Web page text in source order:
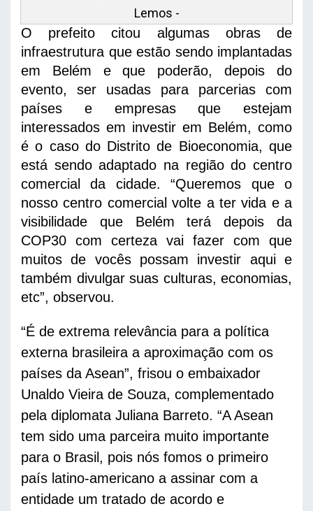
Lemos -
O prefeito citou algumas obras de
infraestrutura que estão sendo implantadas
em Belém e que poderão, depois do
evento, ser usadas para parcerias com
países e empresas que estejam
interessados em investir em Belém, como
é o caso do Distrito de Bioeconomia, que
está sendo adaptado na região do centro
comercial da cidade. “Queremos que o
nosso centro comercial volte a ter vida e a
visibilidade que Belém terá depois da
COP30 com certeza vai fazer com que
muitos de vocês possam investir aqui e
também divulgar suas culturas, economias,
etc”, observou.
“É de extrema relevância para a política
externa brasileira a aproximação com os
países da Asean”, frisou o embaixador
Unaldo Vieira de Souza, complementado
pela diplomata Juliana Barreto. “A Asean
tem sido uma parceira muito importante
para o Brasil, pois nós fomos o primeiro
país latino-americano a assinar com a
entidade um tratado de acordo e